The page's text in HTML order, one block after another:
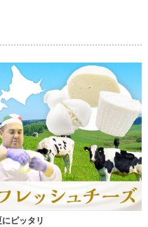
にピッタリ